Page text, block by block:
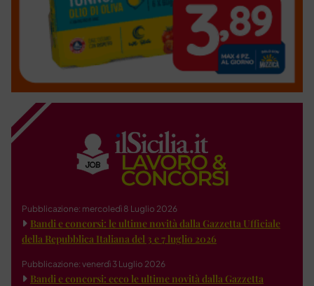
Pubblicazione: mercoledì 8 Luglio 2026
Bandi e concorsi: le ultime novità dalla Gazzetta Ufficiale
della Repubblica Italiana del 3 e 7 luglio 2026
Pubblicazione: venerdì 3 Luglio 2026
Bandi e concorsi: ecco le ultime novità dalla Gazzetta